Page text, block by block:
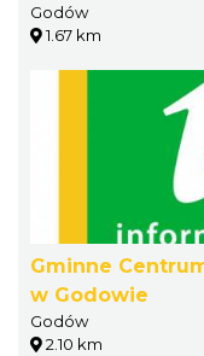
Godów
1.67 km
Gminne
w Godowie
Godów
2.10 km